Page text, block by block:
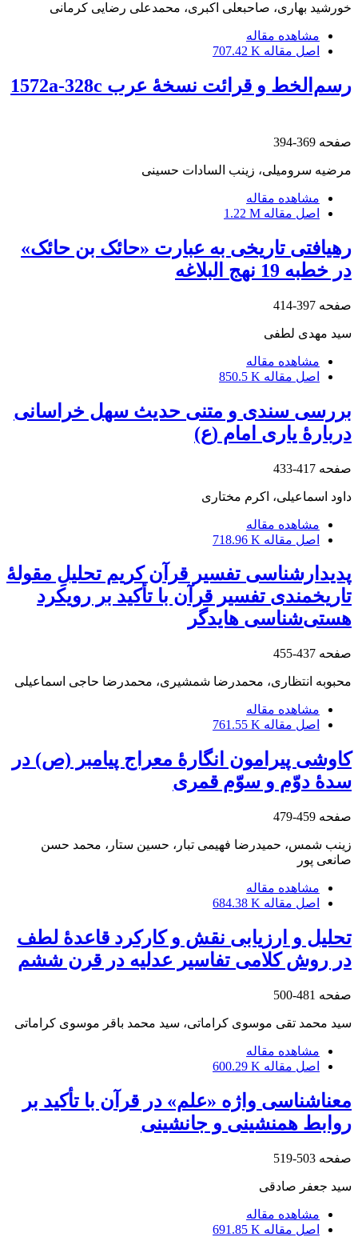
خورشید بهاری، صاحبعلی اکبری، محمدعلی رضایی کرمانی
مشاهده مقاله
اصل مقاله 707.42 K
رسم‌الخط و قرائت نسخۀ عرب 1572a-328c
صفحه 369-394
مرضیه سرومیلی، زینب السادات حسینی
مشاهده مقاله
اصل مقاله 1.22 M
رهیافتی تاریخی به عبارت «حائک بن حائک»
در خطبه 19 نهج البلاغه‏
صفحه 397-414
سید مهدی لطفی
مشاهده مقاله
اصل مقاله 850.5 K
بررسی سندی و متنی حدیث سهل خراسانی
دربارۀ یاری امام (ع)‏
صفحه 417-433
داود اسماعیلی، اکرم مختاری
مشاهده مقاله
اصل مقاله 718.96 K
پدیدارشناسی تفسیر قرآن کریم‏ تحلیلِ مقولۀ
تاریخمندی تفسیر قرآن با تأکید بر رویکرد
هستی‌‌شناسی هایدگر
صفحه 437-455
محبوبه انتظاری، محمدرضا شمشیری، محمدرضا حاجی اسماعیلی
مشاهده مقاله
اصل مقاله 761.55 K
کاوشی پیرامون انگارۀ معراج پیامبر (ص) در
سدۀ دوّم و سوّم قمری‏
صفحه 459-479
زینب شمس، حمیدرضا فهیمی تبار، حسین ستار، محمد حسن
صانعی پور
مشاهده مقاله
اصل مقاله 684.38 K
تحلیل و ارزیابی نقش و کارکرد قاعدۀ لطف
در روش کلامی تفاسیر عدلیه در قرن ششم‏
صفحه 481-500
سید محمد تقی موسوی کراماتی، سید محمد باقر موسوی کراماتی
مشاهده مقاله
اصل مقاله 600.29 K
معناشناسی واژه «علم» در قرآن‏ با تأکید بر
روابط همنشینی و جانشینی
صفحه 503-519
سید جعفر صادقی
مشاهده مقاله
اصل مقاله 691.85 K